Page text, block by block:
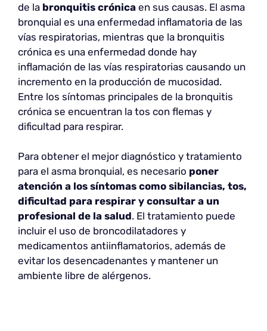
de la bronquitis crónica en sus causas. El asma
bronquial es una enfermedad inflamatoria de las
vías respiratorias, mientras que la bronquitis
crónica es una enfermedad donde hay
inflamación de las vías respiratorias causando un
incremento en la producción de mucosidad.
Entre los síntomas principales de la bronquitis
crónica se encuentran la tos con flemas y
dificultad para respirar.
Para obtener el mejor diagnóstico y tratamiento
para el asma bronquial, es necesario poner
atención a los síntomas como sibilancias, tos,
dificultad para respirar y consultar a un
profesional de la salud. El tratamiento puede
incluir el uso de broncodilatadores y
medicamentos antiinflamatorios, además de
evitar los desencadenantes y mantener un
ambiente libre de alérgenos.